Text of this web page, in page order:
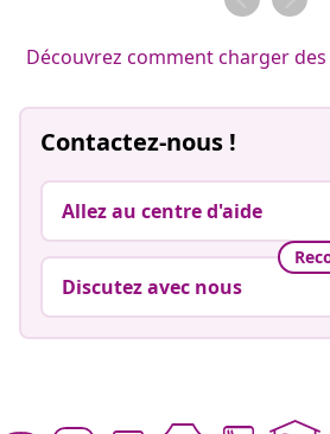
Découvrez comment charger
Contactez-nous !
Allez au centre d'aide
Discutez avec nous